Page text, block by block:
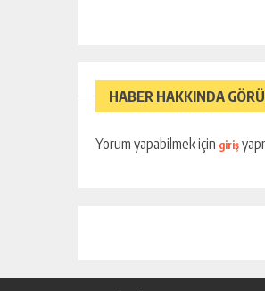
HABER HAKKINDA
Yorum yapabilmek için giriş